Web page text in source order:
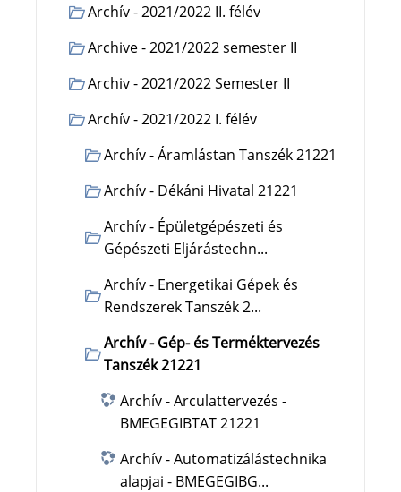
Archív - 2021/2022 II. félév
Archive - 2021/2022 semester II
Archiv - 2021/2022 Semester II
Archív - 2021/2022 I. félév
Archív - Áramlástan Tanszék 21221
Archív - Dékáni Hivatal 21221
Archív - Épületgépészeti és
Gépészeti Eljárástechn...
Archív - Energetikai Gépek és
Rendszerek Tanszék 2...
Archív - Gép- és Terméktervezés
Tanszék 21221
Archív - Arculattervezés -
BMEGEGIBTAT 21221
Archív - Automatizálástechnika
alapjai - BMEGEGIBG...